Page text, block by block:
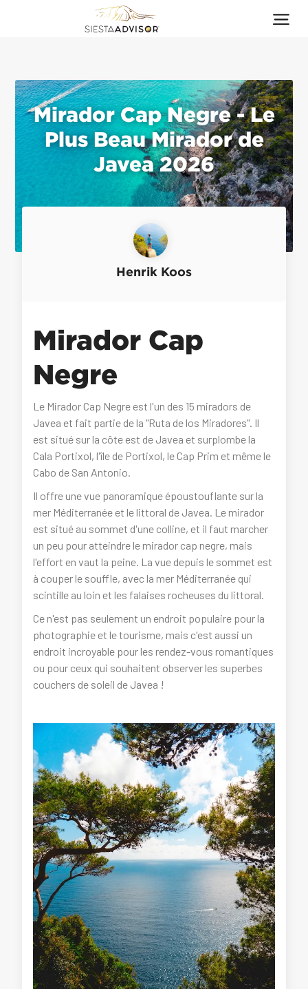
Mirador Cap Negre - Le
Plus Beau Mirador de
Javea 2026
Henrik Koos
Mirador Cap
Negre
Le Mirador Cap Negre est l'un des 15 miradors de
Javea et fait partie de la "Ruta de los Miradores". Il
est situé sur la côte est de Javea et surplombe la
Cala Portixol, l'île de Portixol, le Cap Prim et même le
Cabo de San Antonio.
Il offre une vue panoramique époustouflante sur la
mer Méditerranée et le littoral de Javea. Le mirador
est situé au sommet d'une colline, et il faut marcher
un peu pour atteindre le mirador cap negre, mais
l'effort en vaut la peine. La vue depuis le sommet est
à couper le souffle, avec la mer Méditerranée qui
scintille au loin et les falaises rocheuses du littoral.
Ce n'est pas seulement un endroit populaire pour la
photographie et le tourisme, mais c'est aussi un
endroit incroyable pour les rendez-vous romantiques
ou pour ceux qui souhaitent observer les superbes
couchers de soleil de Javea !